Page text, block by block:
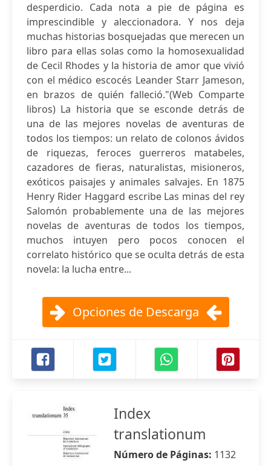
desperdicio. Cada nota a pie de página es
imprescindible y aleccionadora. Y nos deja
muchas historias bosquejadas que merecen un
libro para ellas solas como la homosexualidad
de Cecil Rhodes y la historia de amor que vivió
con el médico escocés Leander Starr Jameson,
en brazos de quién falleció."(Web Comparte
libros) La historia que se esconde detrás de
una de las mejores novelas de aventuras de
todos los tiempos: un relato de colonos ávidos
de riquezas, feroces guerreros matabeles,
cazadores de fieras, naturalistas, misioneros,
exóticos paisajes y animales salvajes. En 1875
Henry Rider Haggard escribe Las minas del rey
Salomón probablemente una de las mejores
novelas de aventuras de todos los tiempos,
muchos intuyen pero pocos conocen el
correlato histórico que se oculta detrás de esta
novela: la lucha entre...
Opciones de Descarga
Index
translationum
Número de Páginas: 1132